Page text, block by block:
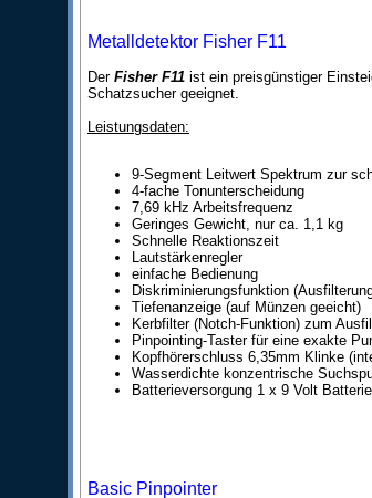
Metalldetektor Fisher F11
Der Fisher F11 ist ein preisgünstiger
Schatzsucher geeignet.
Leistungsdaten:
9-Segment Leitwert Spektrum zur
4-fache Tonunterscheidung
7,69 kHz Arbeitsfrequenz
Geringes Gewicht, nur ca. 1,1 kg
Schnelle Reaktionszeit
Lautstärkenregler
einfache Bedienung
Diskriminierungsfunktion
Tiefenanzeige (auf Münzen geeicht)
Kerbfilter (Notch-Funktion) zum
Pinpointing-Taster für eine exakte
Kopfhörerschluss 6,35mm Klinke
Wasserdichte konzentrische
Batterieversorgung 1 x 9 Volt
Basic Pinpointer